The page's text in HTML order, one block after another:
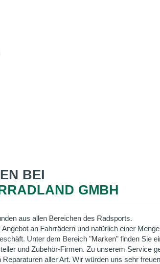
BEI
GMBH
aus allen Bereichen des Radsports.
an Fahrrädern und natürlich einer
Unter dem Bereich "Marken" finden Sie
und Zubehör-Firmen. Zu unserem Service
aller Art. Wir würden uns sehr